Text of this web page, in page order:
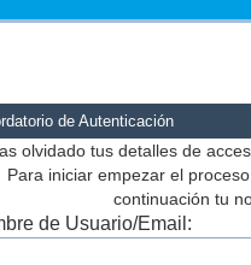
de Autenticación
olvidado tus detalles de
Para iniciar empezar el
continuación tu
de Usuario/Email: